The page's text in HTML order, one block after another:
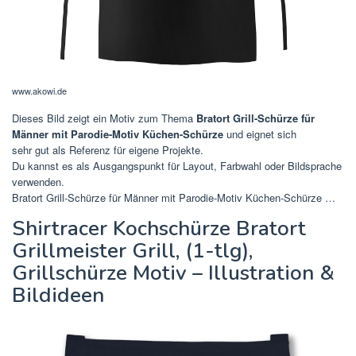
www.akowi.de
Dieses Bild zeigt ein Motiv zum Thema Bratort Grill-Schürze für
Männer mit Parodie-Motiv Küchen-Schürze und eignet sich
sehr gut als Referenz für eigene Projekte.
Du kannst es als Ausgangspunkt für Layout, Farbwahl oder Bildsprache
verwenden.
Bratort Grill-Schürze für Männer mit Parodie-Motiv Küchen-Schürze …
Shirtracer Kochschürze Bratort
Grillmeister Grill, (1-tlg),
Grillschürze Motiv – Illustration &
Bildideen